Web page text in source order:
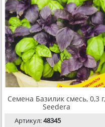
Семена Базилик смесь, 0,3 г,
Seedera
Артикул:48345